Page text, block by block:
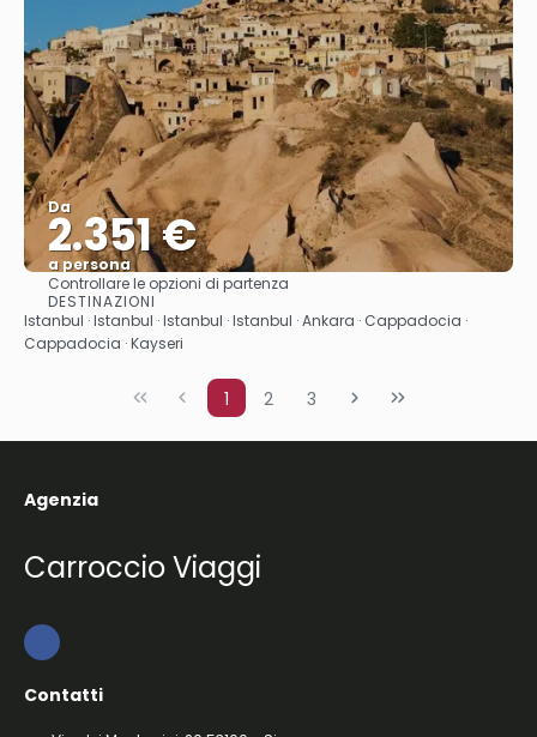
Da
2.351 €
a persona
Vedere
Controllare le opzioni di partenza
DESTINAZIONI
Istanbul · Istanbul · Istanbul · Istanbul · Ankara · Cappadocia ·
Cappadocia · Kayseri
1 2 3
Agenzia
Carroccio Viaggi
Contatti